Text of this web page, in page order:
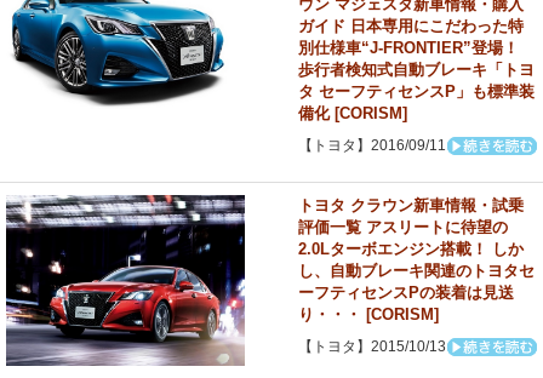
ウン マジェスタ新車情報・購入
ガイド 日本専用にこだわった特
別仕様車“J-FRONTIER”登場！
歩行者検知式自動ブレーキ「トヨ
タ セーフティセンスP」も標準装
備化 [CORISM]
【トヨタ】2016/09/11
トヨタ クラウン新車情報・試乗
評価一覧 アスリートに待望の
2.0Lターボエンジン搭載！ しか
し、自動ブレーキ関連のトヨタセ
ーフティセンスPの装着は見送
り・・・ [CORISM]
【トヨタ】2015/10/13